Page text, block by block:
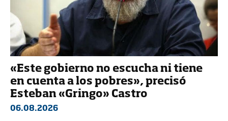
«Este gobierno no escucha ni tiene
en cuenta a los pobres», precisó
Esteban «Gringo» Castro
06.08.2026